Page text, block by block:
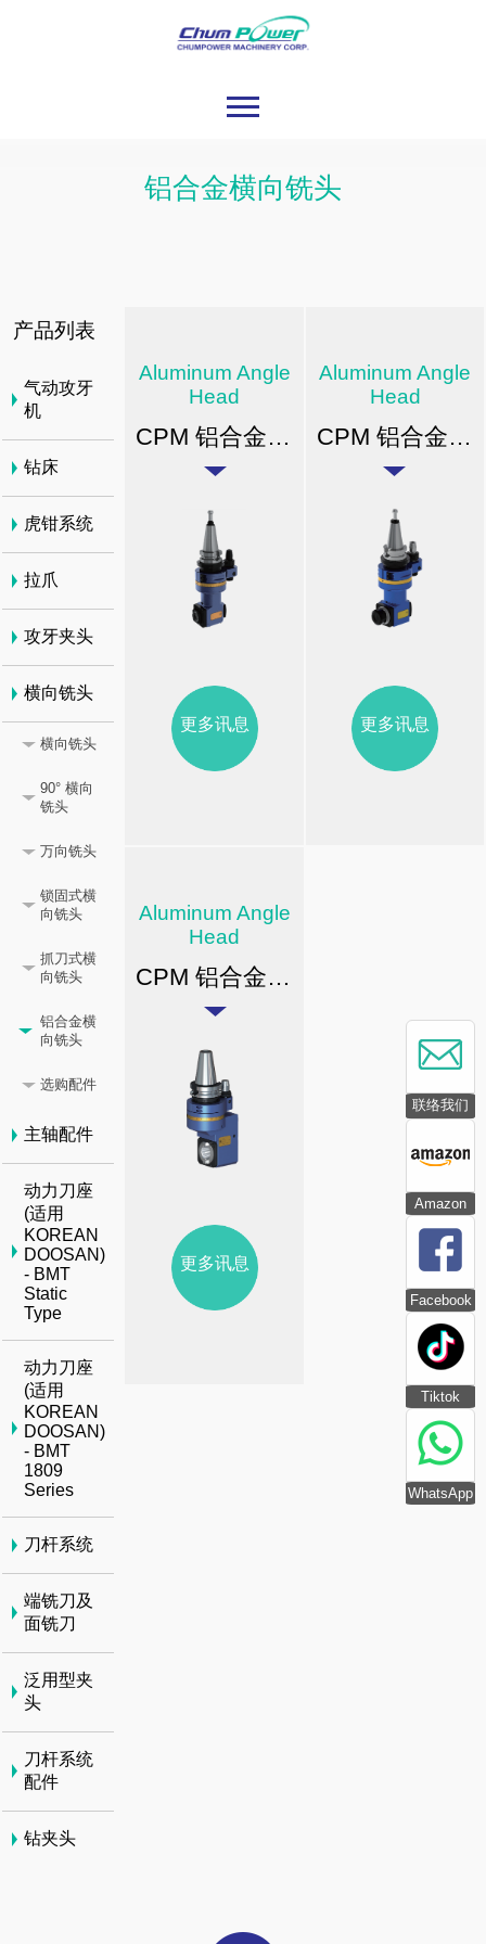
联络我们
Amazon
Facebook
Tiktok
WhatsApp
铝合金横向铣头
Aluminum Angle
Head
CPM 铝合金横向铣头
更多讯息
Aluminum Angle
Head
CPM 铝合金横向铣头(中心出水)
更多讯息
Aluminum Angle
Head
CPM 铝合金后缩横向铣头
更多讯息
产品列表
气动攻牙
机
钻床
虎钳系统
拉爪
攻牙夹头
横向铣头
横向铣头
90° 横向
铣头
万向铣头
锁固式横
向铣头
抓刀式横
向铣头
铝合金横
向铣头
选购配件
主轴配件
动力刀座
(适用
KOREAN
DOOSAN)
- BMT
Static
Type
动力刀座
(适用
KOREAN
DOOSAN)
- BMT
1809
Series
刀杆系统
端铣刀及
面铣刀
泛用型夹
头
刀杆系统
配件
钻夹头